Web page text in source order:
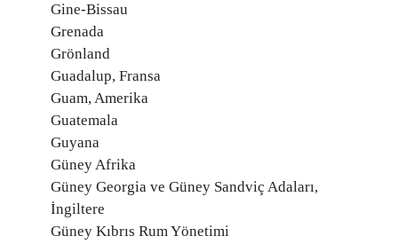
Gine-Bissau
Grenada
Grönland
Guadalup, Fransa
Guam, Amerika
Guatemala
Guyana
Güney Afrika
Güney Georgia ve Güney Sandviç Adaları,
İngiltere
Güney Kıbrıs Rum Yönetimi